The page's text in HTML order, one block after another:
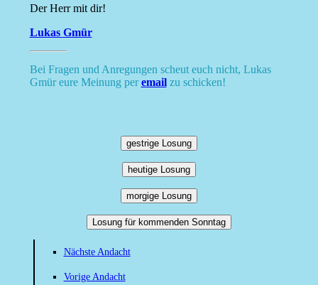
Der Herr mit dir!
Lukas Gmür
Bei Fragen und Anregungen scheut euch nicht, Lukas
Gmür eure Meinung peremailzu schicken!
gestrige Losung
heutige Losung
morgige Losung
Losung für kommenden Sonntag
Nächste Andacht
Vorige Andacht